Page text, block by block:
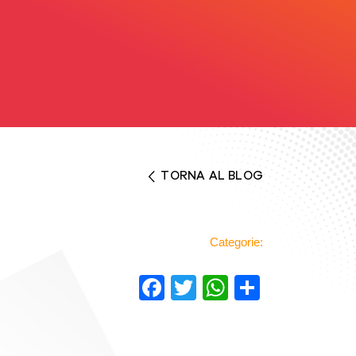
TORNA AL BLOG
Categorie:
Facebook
Twitter